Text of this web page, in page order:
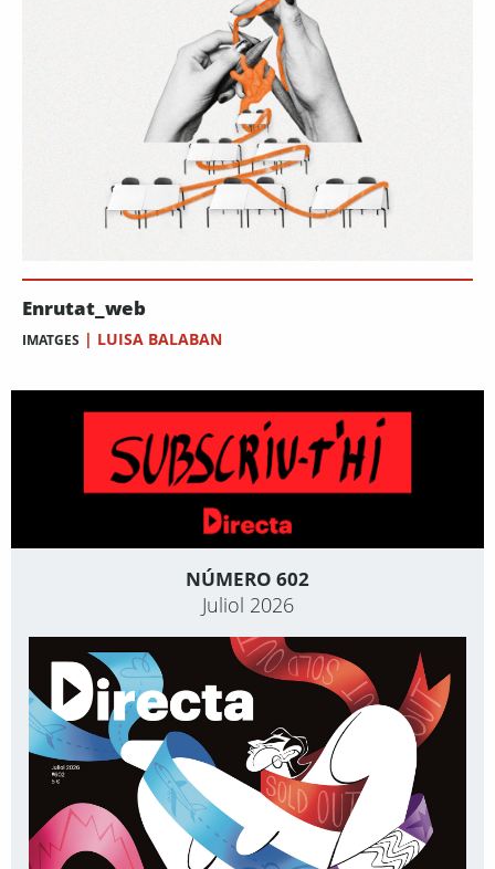
Enrutat_web
IMATGES | LUISA BALABAN
NÚMERO 602
Juliol 2026